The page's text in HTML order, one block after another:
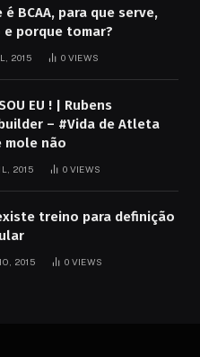
é BCAA, para que serve,
e porque tomar?
2015 0 VIEWS
EU ! | Rubens
– #Vida de Atleta
mole não
2015 0 VIEWS
treino para definição
2015 0 VIEWS